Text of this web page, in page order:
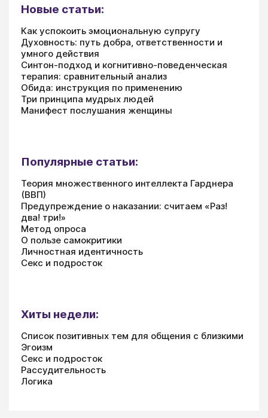
Новые статьи:
Как успокоить эмоциональную супругу
Духовность: путь добра, ответственности и
умного действия
Синтон-подход и когнитивно-поведенческая
терапия: сравнительный анализ
Обида: инструкция по применению
Три принципа мудрых людей
Манифест послушания женщины
Популярные статьи:
Теория множественного интеллекта Гарднера
(ВВП)
Предупреждение о наказании: считаем «Раз!
два! три!»
Метод опроса
О пользе самокритики
Личностная идентичность
Секс и подросток
Хиты недели:
Список позитивных тем для общения с близкими
Эгоизм
Секс и подросток
Рассудительность
Логика